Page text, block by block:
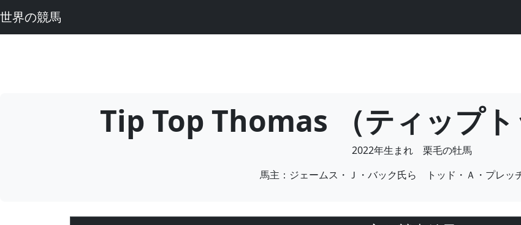
世界の競馬
Tip Top Thomas （ティップト
2022年生まれ 栗毛の牡馬
馬主：ジェームス・Ｊ・バック氏ら トッド・Ａ・プレッ